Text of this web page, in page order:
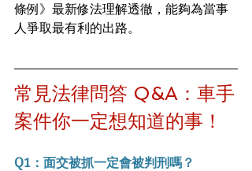
條例》最新修法理解透徹，能夠為當事
人爭取最有利的出路。
常見法律問答 Q&A：車手
案件你一定想知道的事！
Q1：面交被抓一定會被判刑嗎？